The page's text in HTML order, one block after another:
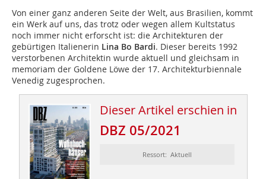
Von einer ganz anderen Seite der Welt, aus Brasilien, kommt
ein Werk auf uns, das trotz oder wegen allem Kultstatus
noch immer nicht erforscht ist: die Architekturen der
gebürtigen Italienerin Lina Bo Bardi. Dieser bereits 1992
verstorbenen Architektin wurde aktuell und gleichsam in
memoriam der Goldene Löwe der 17. Architekturbiennale
Venedig zugesprochen.
Dieser Artikel erschien in
DBZ 05/2021
Ressort: Aktuell